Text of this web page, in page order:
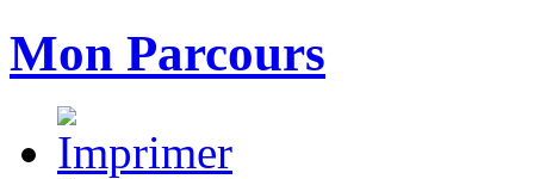
Mon Parcours